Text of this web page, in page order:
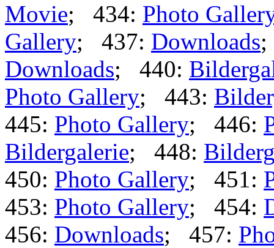
Movie; 434: Photo
Gallery; 437: Downloads
Downloads; 440:
Photo Gallery; 443:
445: Photo Gallery; 446:
Bildergalerie; 448:
450: Photo Gallery; 451:
453: Photo Gallery; 454:
456: Downloads; 457: